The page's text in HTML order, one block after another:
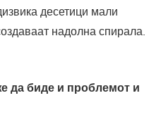
десетици мали
надолна спирала.
да биде и проблемот и